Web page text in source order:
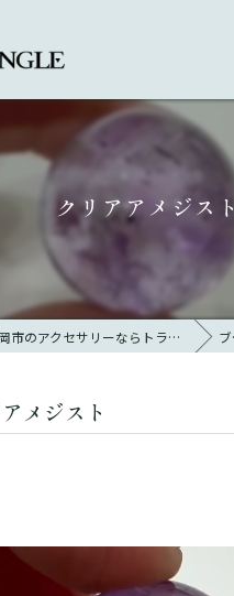
クリアアメジスト
福岡県福岡市のアクセサリーならトライアングル 大名 ブログ
メジスト